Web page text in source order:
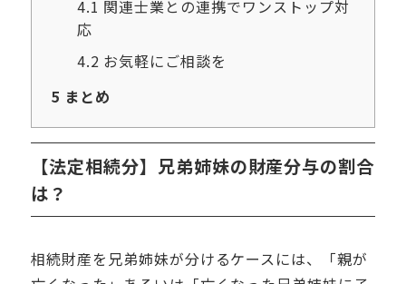
4.1 関連士業との連携でワンストップ対
応
4.2 お気軽にご相談を
5 まとめ
【法定相続分】兄弟姉妹の財産分与の割合
は？
相続財産を兄弟姉妹が分けるケースには、「親が